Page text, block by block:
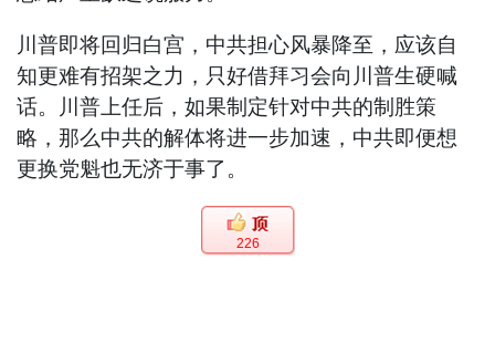
川普即将回归白宫，中共担心风暴降至，应该自
知更难有招架之力，只好借拜习会向川普生硬喊
话。川普上任后，如果制定针对中共的制胜策
略，那么中共的解体将进一步加速，中共即便想
更换党魁也无济于事了。
226